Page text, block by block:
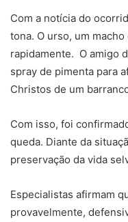
Com a notícia do
tona. O urso, um
rapidamente. O amigo
spray de pimenta para
Christos de um
Com isso, foi
queda. Diante da
preservação da vida
Especialistas afirmam
provavelmente,